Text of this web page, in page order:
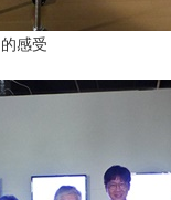
感受